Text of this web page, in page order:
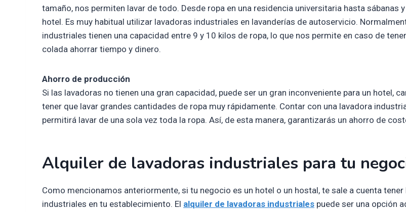
tamaño, nos permiten lavar de todo. Desde ropa en una residencia universitaria hasta sábanas
hotel. Es muy habitual utilizar lavadoras industriales en lavanderías de autoservicio.
industriales tienen una capacidad entre 9 y 10 kilos de ropa, lo que nos permite en caso de
colada ahorrar tiempo y dinero.
Ahorro de producción
Si las lavadoras no tienen una gran capacidad, puede ser un gran inconveniente para un hotel,
tener que lavar grandes cantidades de ropa muy rápidamente. Contar con una lavadora
permitirá lavar de una sola vez toda la ropa. Así, de esta manera, garantizarás un ahorro de
Alquiler de lavadoras industriales para tu
Como mencionamos anteriormente, si tu negocio es un hotel o un hostal, te sale a cuenta tener
industriales en tu establecimiento. El alquiler de lavadoras industriales puede ser una opción